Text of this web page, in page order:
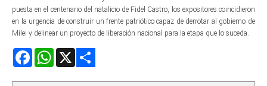
puesta en el centenario del natalicio de Fidel Castro, los expositores coincidieron
en la urgencia de construir un frente patriótico capaz de derrotar al gobierno de
Milei y delinear un proyecto de liberación nacional para la etapa que lo suceda.
FacebookWhatsApp